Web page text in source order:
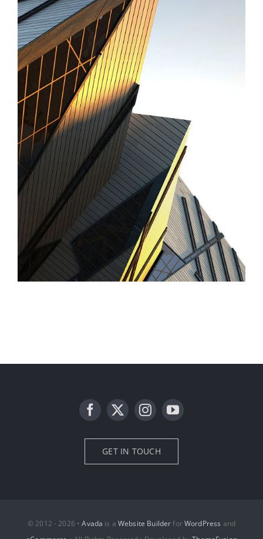
GET IN TOUCH
© 2012 - 2026 •Avada is aWebsite BuilderforWordPress and